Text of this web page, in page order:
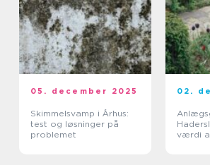
05. december 2025
Skimmelsvamp i Århus:
test og løsninger på
problemet
02.
værdi